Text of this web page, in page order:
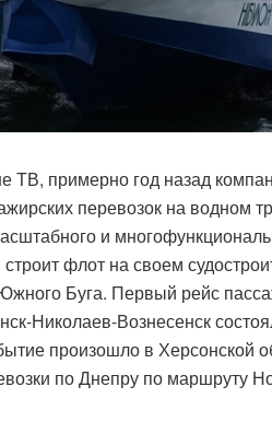
ТВ, примерно год назад
перевозок на водном
и
строит флот на своем
Буга. Первый рейс
Николаев-Вознесенск
произошло в Херсонской
по Днепру по маршруту